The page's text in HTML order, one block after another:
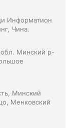
Информатион
Чина.
Минский р-
Минский
Менковский